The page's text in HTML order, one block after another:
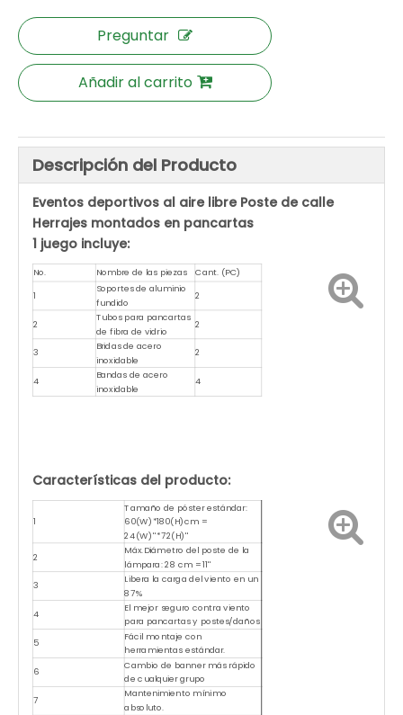
Preguntar
Añadir al carrito
Descripción del Producto
Eventos deportivos al aire libre Poste de calle
Herrajes montados en pancartas
1 juego incluye:
No. Nombre de las piezas Cant. (PC)
1
Soportes de aluminio
fundido
2
2
Tubos para pancartas
de fibra de vidrio
2
3
Bridas de acero
inoxidable
2
4
Bandas de acero
inoxidable
4
Características del producto:
1
Tamaño de póster estándar:
60(W)*180(H)cm =
24(W)''*72(H)''
2
Máx.Diámetro del poste de la
lámpara: 28 cm = 11''
3
Libera la carga del viento en un
87%
4
El mejor seguro contra viento
para pancartas y postes/daños
5
Fácil montaje con
herramientas estándar.
6
Cambio de banner más rápido
de cualquier grupo
7
Mantenimiento mínimo
absoluto.